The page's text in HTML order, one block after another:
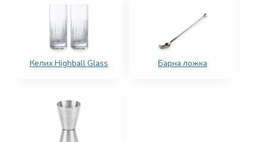
Келих Highball Glass Барна ложка